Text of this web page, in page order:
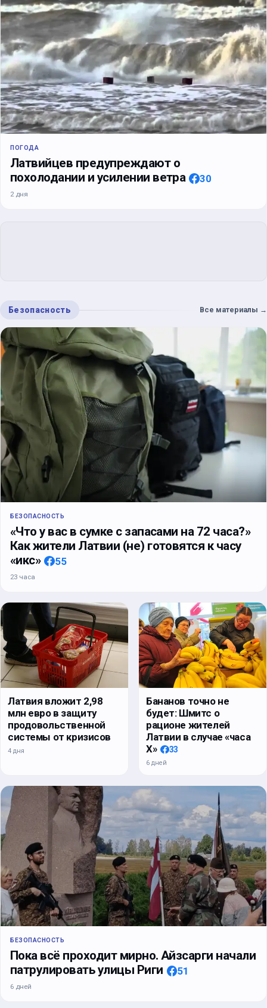
ПОГОДА
Латвийцев предупреждают о
похолодании и усилении ветра
30
2 дня
Безопасность Все материалы →
БЕЗОПАСНОСТЬ
«Что у вас в сумке с запасами на 72 часа?»
Как жители Латвии (не) готовятся к часу
«икс»
55
23 часа
Латвия вложит 2,98
млн евро в защиту
продовольственной
системы от кризисов
4 дня
Бананов точно не
будет: Шмитс о
рационе жителей
Латвии в случае «часа
Х»
33
6 дней
БЕЗОПАСНОСТЬ
Пока всё проходит мирно. Айзсарги начали
патрулировать улицы Риги
51
6 дней